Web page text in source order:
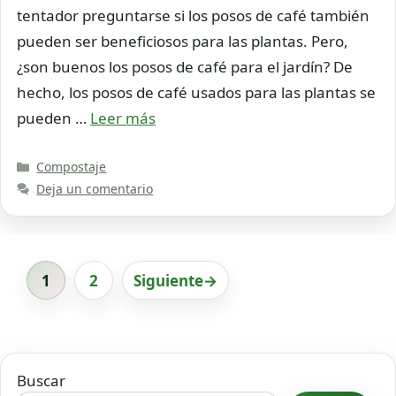
tentador preguntarse si los posos de café también
pueden ser beneficiosos para las plantas. Pero,
¿son buenos los posos de café para el jardín? De
hecho, los posos de café usados para las plantas se
pueden … Leer más
Categorías
Compostaje
Deja un comentario
Página
1 Página
2 Siguiente→
Buscar